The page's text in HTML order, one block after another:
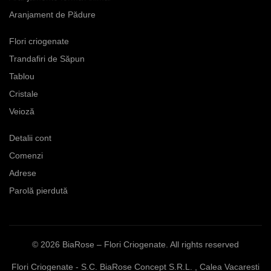
Aranjament de Pădure
Flori criogenate
Trandafiri de Săpun
Tablou
Cristale
Veioză
Detalii cont
Comenzi
Adrese
Parolă pierdută
© 2026 BiaRose – Flori Criogenate . All rights reserved
Flori Criogenate - S.C. BiaRose Concept S.R.L. , Calea Vacaresti